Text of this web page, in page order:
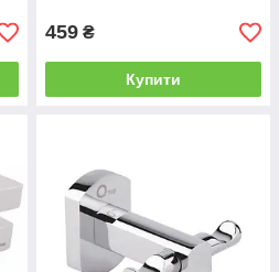
459 ₴
Купити